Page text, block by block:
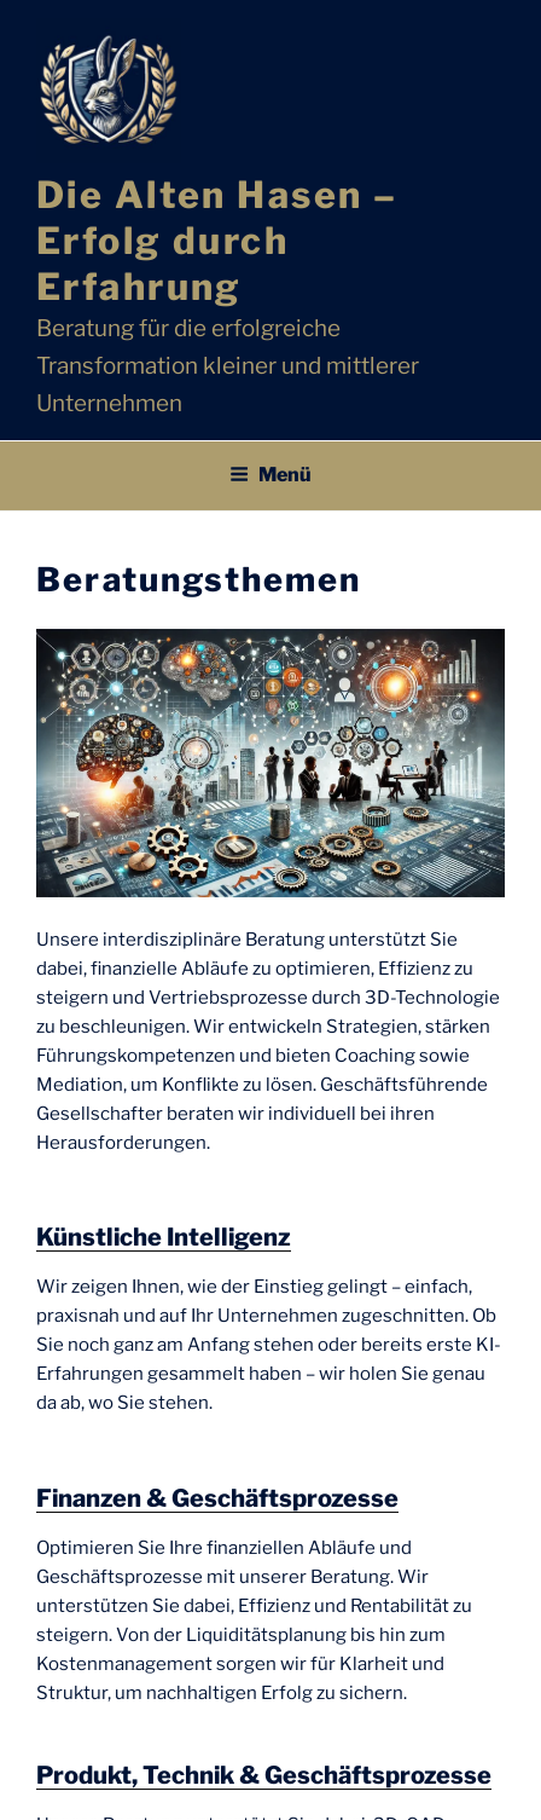
springen
Die Alten Hasen –
Erfolg durch
Erfahrung
Beratung für die erfolgreiche
Transformation kleiner und mittlerer
Unternehmen
Menü
Beratungsthemen
Unsere interdisziplinäre Beratung unterstützt Sie
dabei, finanzielle Abläufe zu optimieren, Effizienz zu
steigern und Vertriebsprozesse durch 3D-Technologie
zu beschleunigen. Wir entwickeln Strategien, stärken
Führungskompetenzen und bieten Coaching sowie
Mediation, um Konflikte zu lösen. Geschäftsführende
Gesellschafter beraten wir individuell bei ihren
Herausforderungen.
Künstliche Intelligenz
Wir zeigen Ihnen, wie der Einstieg gelingt – einfach,
praxisnah und auf Ihr Unternehmen zugeschnitten. Ob
Sie noch ganz am Anfang stehen oder bereits erste KI-
Erfahrungen gesammelt haben – wir holen Sie genau
da ab, wo Sie stehen.
Finanzen &Geschäftsprozesse
Optimieren Sie Ihre finanziellen Abläufe und
Geschäftsprozesse mit unserer Beratung. Wir
unterstützen Sie dabei, Effizienz und Rentabilität zu
steigern. Von der Liquiditätsplanung bis hin zum
Kostenmanagement sorgen wir für Klarheit und
Struktur, um nachhaltigen Erfolg zu sichern.
Produkt, Technik & Geschäftsprozesse